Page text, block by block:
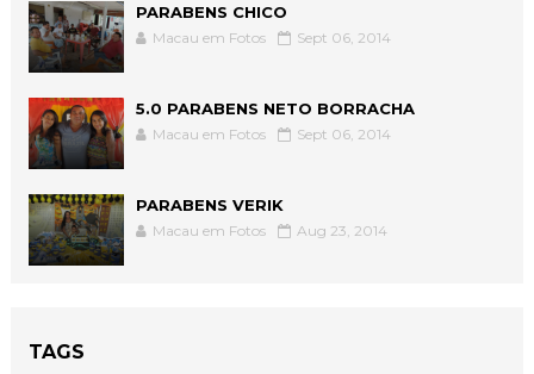
PARABENS CHICO
Macau em Fotos Sept 06, 2014
5.0 PARABENS NETO BORRACHA
Macau em Fotos Sept 06, 2014
PARABENS VERIK
Macau em Fotos Aug 23, 2014
TAGS